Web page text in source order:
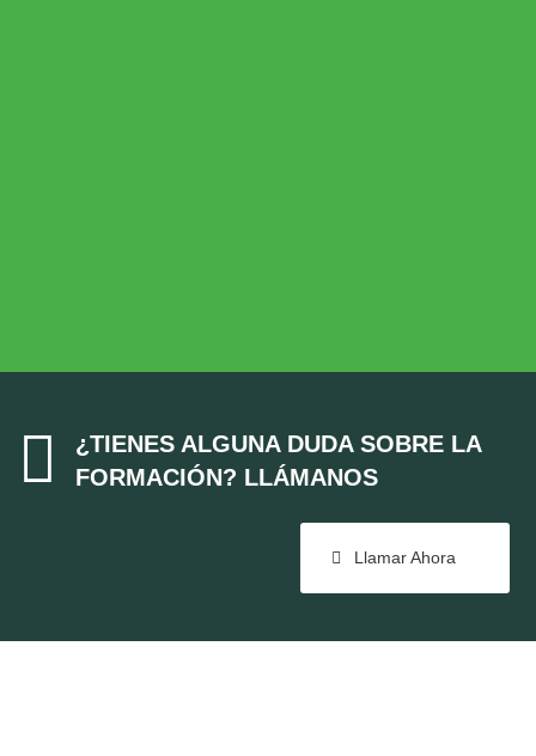

¿TIENES ALGUNA DUDA SOBRE LA
FORMACIÓN? LLÁMANOS
Llamar Ahora